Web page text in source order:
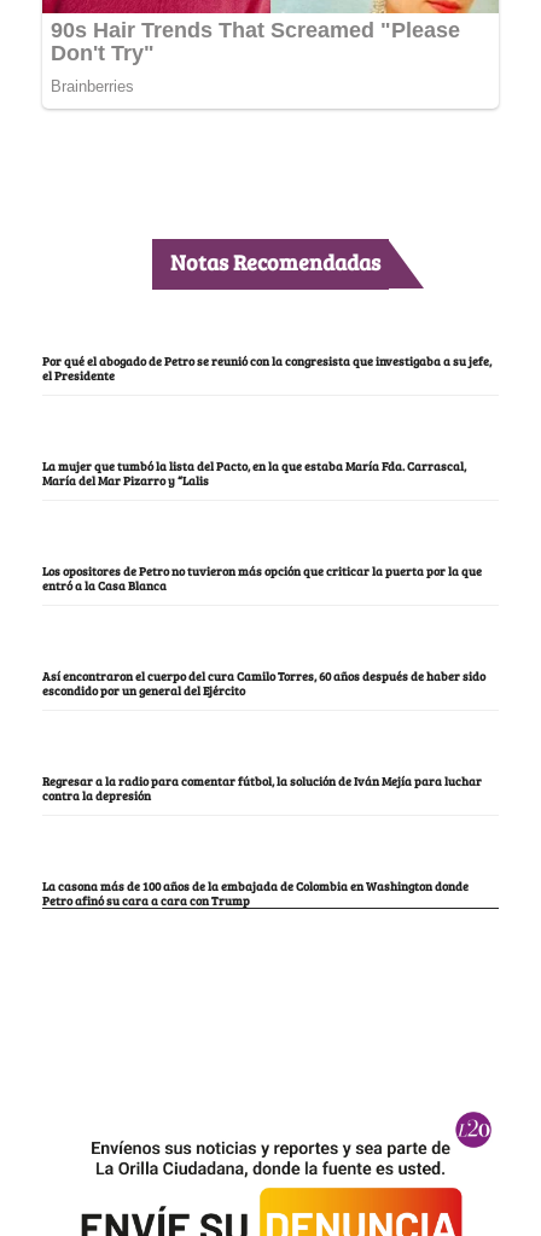
Notas Recomendadas
Por qué el abogado de Petro se reunió con la congresista que investigaba a su jefe,
el Presidente
La mujer que tumbó la lista del Pacto, en la que estaba María Fda. Carrascal,
María del Mar Pizarro y “Lalis
Los opositores de Petro no tuvieron más opción que criticar la puerta por la que
entró a la Casa Blanca
Así encontraron el cuerpo del cura Camilo Torres, 60 años después de haber sido
escondido por un general del Ejército
Regresar a la radio para comentar fútbol, la solución de Iván Mejía para luchar
contra la depresión
La casona más de 100 años de la embajada de Colombia en Washington donde
Petro afinó su cara a cara con Trump